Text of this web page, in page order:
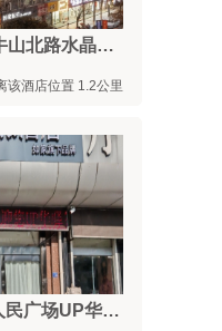
如家·neo-连云港东海牛山北路水晶城步行街店
该酒店位置 1.2公里
如家旗下-连云港东海人民广场UP华驿智旅酒店